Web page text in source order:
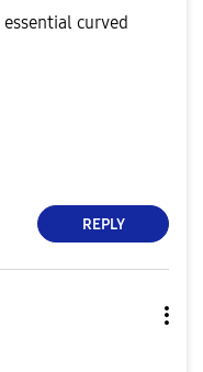
REPLY